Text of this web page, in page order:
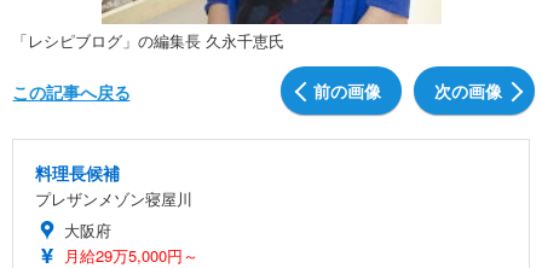
「レシピブログ」の編集長 久永千恵氏
前の画像 次の画像
この記事へ戻る
料理長候補
プレザンメゾン寝屋川
大阪府
月給29万5,000円～